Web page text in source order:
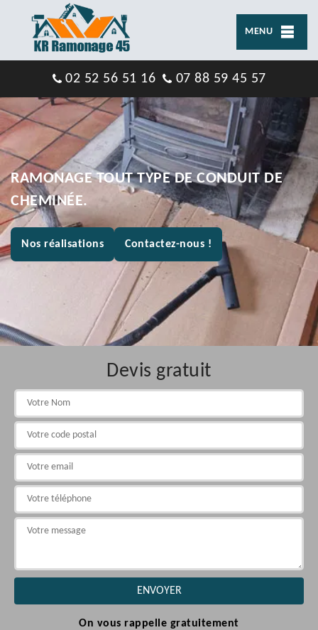
MENU
02 52 56 51 16 07 88 59 45 57
RAMONAGE TOUT TYPE DE CONDUIT DE
CHEMINÉE.
Nos réalisations Contactez-nous !
Devis gratuit
On vous rappelle gratuitement